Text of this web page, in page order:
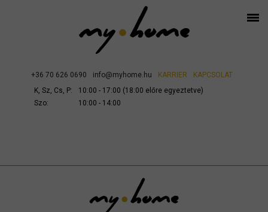
+36 70 626 0690 info@myhome.hu KARRIER
KAPCSOLAT
K, Sz, Cs, P:
10:00 - 17:00 (18:00 előre egyeztetve)
Szo:
10:00 - 14:00